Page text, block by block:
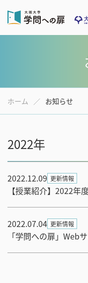
ホーム お知らせ
2022年
2022.12.09 更新情報
【授業紹介】2022年
2022.07.04 更新情報
「学問への扉」Web